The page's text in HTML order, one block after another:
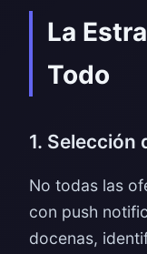
La
Todo
1. Selección
No todas las
con push
docenas,